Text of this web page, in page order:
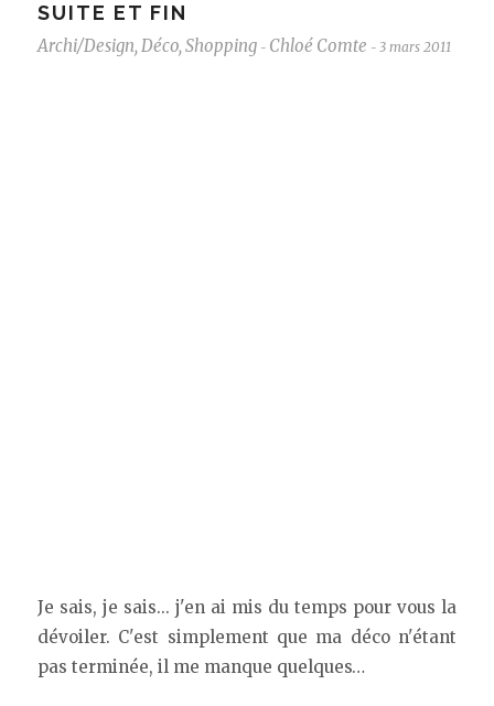
SUITE ET FIN
Archi/Design, Déco, Shopping - Chloé Comte - 3 mars 2011
Je sais, je sais... j'en ai mis du temps pour vous la
dévoiler. C'est simplement que ma déco n'étant
pas terminée, il me manque quelques…